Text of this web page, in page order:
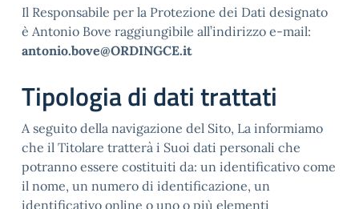
Il Responsabile per la Protezione dei Dati designato
è Antonio Bove raggiungibile all’indirizzo e-mail:
antonio.bove@ORDINGCE.it
Tipologia di dati trattati
A seguito della navigazione del Sito, La informiamo
che il Titolare tratterà i Suoi dati personali che
potranno essere costituiti da: un identificativo come
il nome, un numero di identificazione, un
identificativo online o uno o più elementi